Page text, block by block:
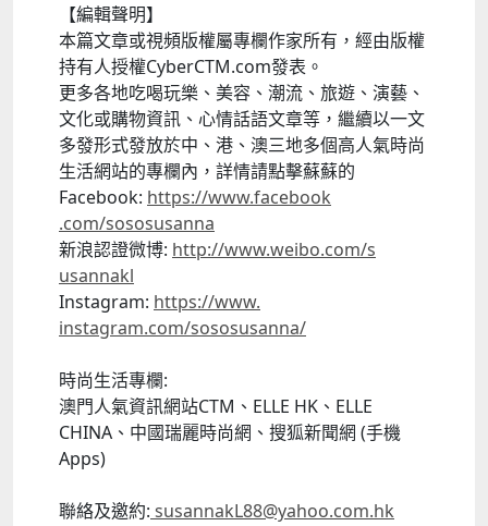
【編輯聲明】
本篇文章或視頻版權屬專欄作家所有， 經由版權
持有人授權CyberCTM.com發表。
更多各地吃喝玩樂、美容、潮流、旅遊、演藝、
文化或購物資訊、 心情話語文章等，繼續以一文
多發形式發放於中、港、 澳三地多個高人氣時尚
生活網站的專欄內，詳情請點擊蘇蘇的
Facebook: https://www.facebook
.com/sososusanna
新浪認證微博: http://www.weibo.com/s
usannakl
Instagram: https://www.
instagram.com/sososusanna/
時尚生活專欄:
澳門人氣資訊網站CTM、ELLE HK、ELLE
CHINA、中國瑞麗時尚網、搜狐新聞網 (手機
Apps)
聯絡及邀約: susannakL88@yahoo.com.hk